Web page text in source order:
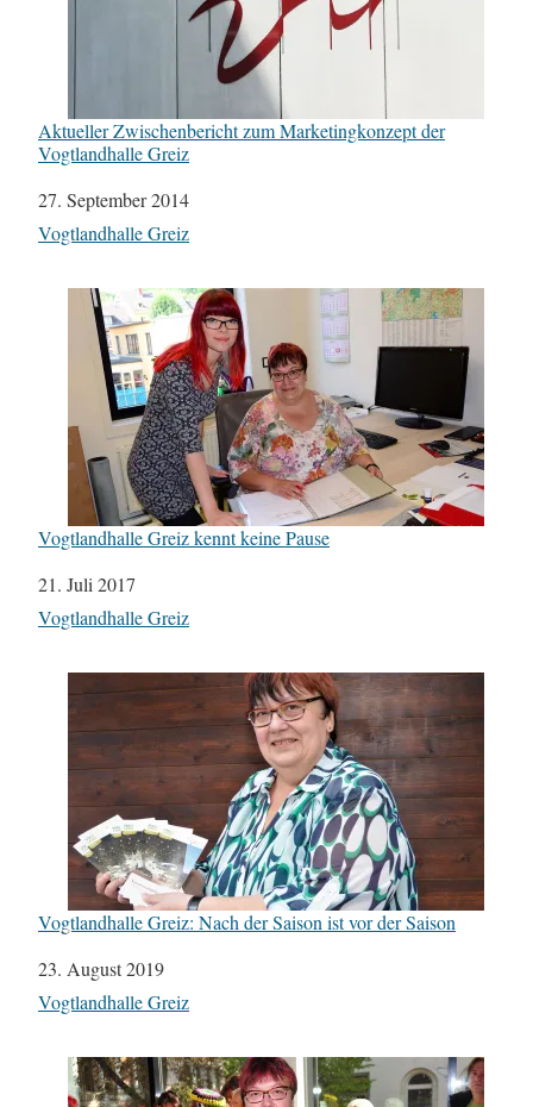
Aktueller Zwischenbericht zum Marketingkonzept der
Vogtlandhalle Greiz
Datum
27. September 2014
In Bezug auf
Vogtlandhalle Greiz
Vogtlandhalle Greiz kennt keine Pause
Datum
21. Juli 2017
In Bezug auf
Vogtlandhalle Greiz
Vogtlandhalle Greiz: Nach der Saison ist vor der Saison
Datum
23. August 2019
In Bezug auf
Vogtlandhalle Greiz